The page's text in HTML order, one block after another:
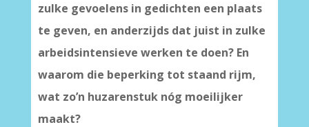
zulke gevoelens in gedichten een plaats
te geven, en anderzijds dat juist in zulke
arbeidsintensieve werken te doen? En
waarom die beperking tot staand rijm,
wat zo’n huzarenstuk nóg moeilijker
maakt?